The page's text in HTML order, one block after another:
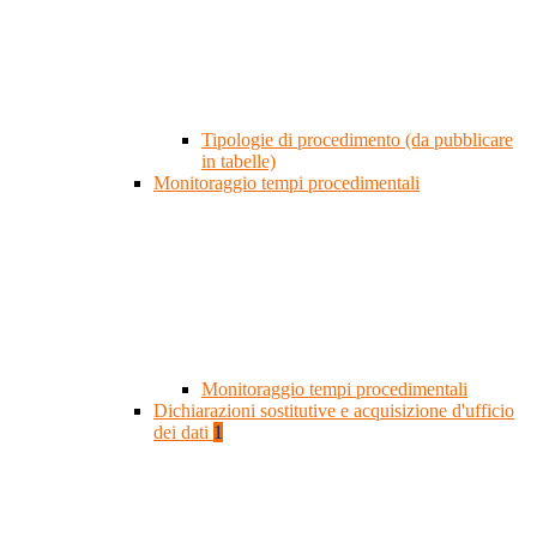
Tipologie di procedimento (da pubblicare
in tabelle)
Monitoraggio tempi procedimentali
Monitoraggio tempi procedimentali
Dichiarazioni sostitutive e acquisizione d'ufficio
dei dati 1